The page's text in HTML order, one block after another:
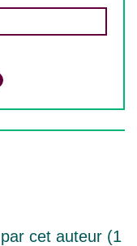
cet auteur (1